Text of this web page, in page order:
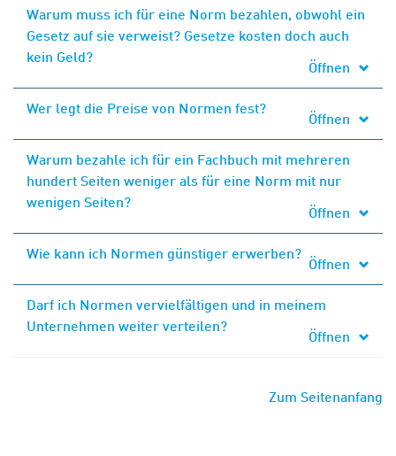
Warum muss ich für eine Norm bezahlen, obwohl ein
Gesetz auf sie verweist? Gesetze kosten doch auch
kein Geld?
Öffnen
Wer legt die Preise von Normen fest?
Öffnen
Warum bezahle ich für ein Fachbuch mit mehreren
hundert Seiten weniger als für eine Norm mit nur
wenigen Seiten?
Öffnen
Wie kann ich Normen günstiger erwerben?
Öffnen
Darf ich Normen vervielfältigen und in meinem
Unternehmen weiter verteilen?
Öffnen
Zum Seitenanfang